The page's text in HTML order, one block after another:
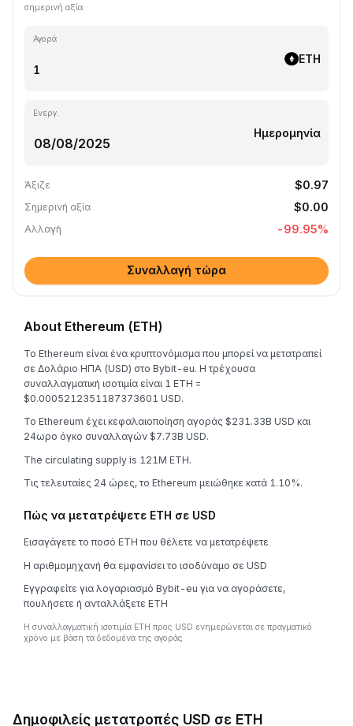
σημερινή αξία.
Αγορά
ETH
Ενεργ.
Ημερομηνία
Άξιζε $0.97
Σημερινή αξία $0.00
Αλλαγή -99.95%
Συναλλαγή τώρα
About Ethereum (ETH)
Το Ethereum είναι ένα κρυπτονόμισμα που μπορεί να μετατραπεί
σε Δολάριο ΗΠΑ (USD) στο Bybit-eu. Η τρέχουσα
συναλλαγματική ισοτιμία είναι 1 ETH =
$0.0005212351187373601 USD.
Το Ethereum έχει κεφαλαιοποίηση αγοράς $231.33B USD και
24ωρο όγκο συναλλαγών $7.73B USD.
The circulating supply is 121M ETH.
Τις τελευταίες 24 ώρες, το Ethereum μειώθηκε κατά 1.10%.
Πώς να μετατρέψετε ETH σε USD
Εισαγάγετε το ποσό ETH που θέλετε να μετατρέψετε
Η αριθμομηχανή θα εμφανίσει το ισοδύναμο σε USD
Εγγραφείτε για λογαριασμό Bybit-eu για να αγοράσετε,
πουλήσετε ή ανταλλάξετε ETH
Η συναλλαγματική ισοτιμία ETH προς USD ενημερώνεται σε πραγματικό
χρόνο με βάση τα δεδομένα της αγοράς.
Δημοφιλείς μετατροπές USD σε ETH